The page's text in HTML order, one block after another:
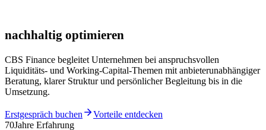
nachhaltig optimieren
CBS Finance begleitet Unternehmen bei anspruchsvollen
Liquiditäts- und Working-Capital-Themen mit anbieterunabhängiger
Beratung, klarer Struktur und persönlicher Begleitung bis in die
Umsetzung.
Erstgespräch buchen
Vorteile entdecken
70Jahre Erfahrung